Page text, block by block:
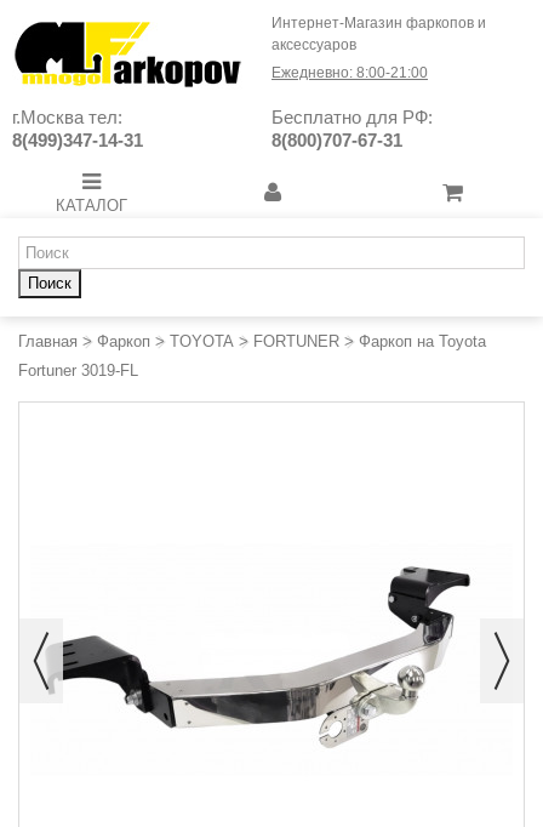
Интернет-Магазин фаркопов и
аксессуаров
Ежедневно: 8:00-21:00
г.Москва тел:
8(499)347-14-31
Бесплатно для РФ:
8(800)707-67-31
КАТАЛОГ
Поиск
Главная > Фаркоп > TOYOTA > FORTUNER > Фаркоп на Toyota
Fortuner 3019-FL